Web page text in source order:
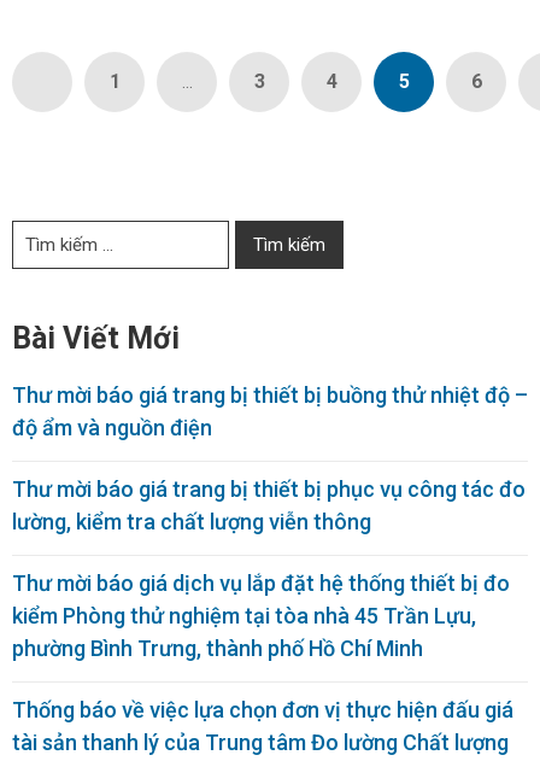
1 3 4 5 6
Bài Viết Mới
Thư mời báo giá trang bị thiết bị buồng thử nhiệt độ –
độ ẩm và nguồn điện
Thư mời báo giá trang bị thiết bị phục vụ công tác đo
lường, kiểm tra chất lượng viễn thông
Thư mời báo giá dịch vụ lắp đặt hệ thống thiết bị đo
kiểm Phòng thử nghiệm tại tòa nhà 45 Trần Lựu,
phường Bình Trưng, thành phố Hồ Chí Minh
Thống báo về việc lựa chọn đơn vị thực hiện đấu giá
tài sản thanh lý của Trung tâm Đo lường Chất lượng